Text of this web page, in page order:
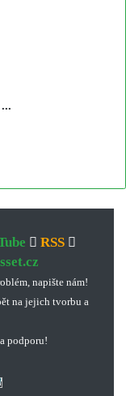
RSS
napište nám!
na jejich tvorbu a
podporu!